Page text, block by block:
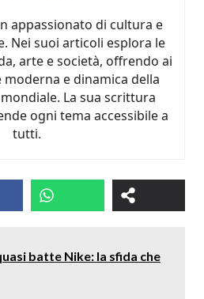
appassionato di cultura e
Nei suoi articoli esplora le
arte e società, offrendo ai
e dinamica della
La sua scrittura
ogni tema accessibile a
tutti.
batte Nike: la sfida che